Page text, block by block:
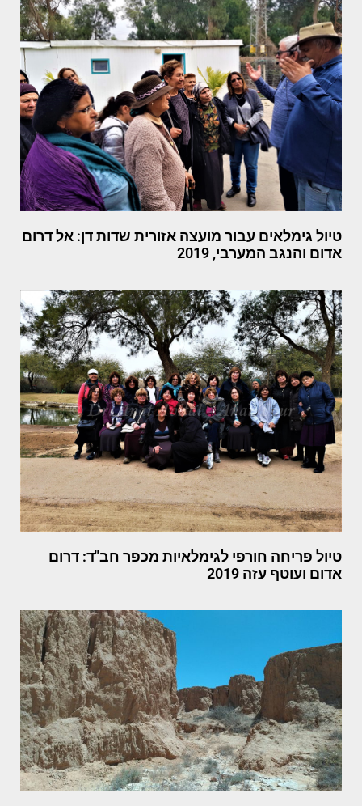
טיול גימלאים עבור מועצה אזורית שדות דן: אל דרום
אדום והנגב המערבי, 2019
טיול פריחה חורפי לגימלאיות מכפר חב"ד: דרום
אדום ועוטף עזה 2019